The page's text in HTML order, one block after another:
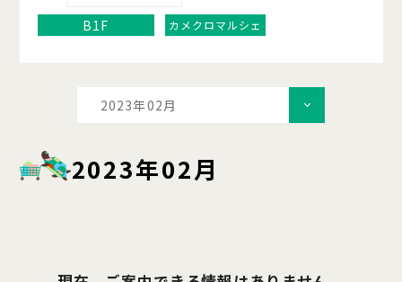
B1F カメクロマルシェ
2023年02月
2023年02月